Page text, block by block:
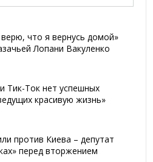
что я вернусь домой»
Лопани Вакуленко
Тик-Ток нет успешных
красивую жизнь»
против Киева – депутат
перед вторжением